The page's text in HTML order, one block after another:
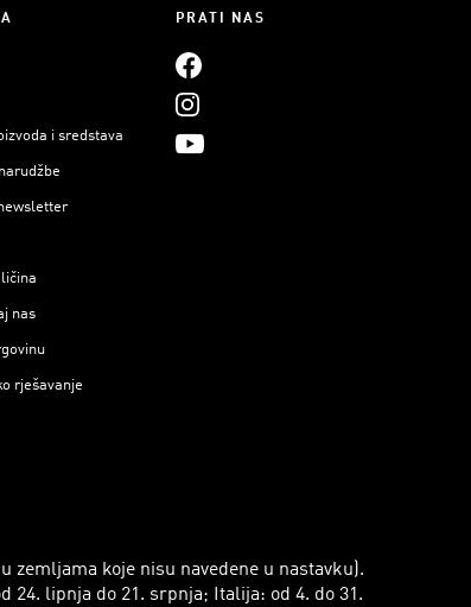
i sredstava
nas
rješavanje
PRATI NAS
zemljama koje nisu navedene u nastavku).
lipnja do 21. srpnja; Italija: od 4. do 31.